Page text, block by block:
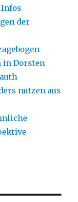
der
in Dorsten
nutzen aus